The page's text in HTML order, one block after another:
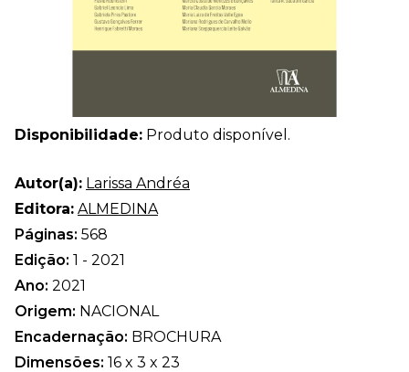
Disponibilidade: Produto disponível.
Autor(a): Larissa Andréa
Editora: ALMEDINA
Páginas: 568
Edição: 1 - 2021
Ano: 2021
Origem: NACIONAL
Encadernação: BROCHURA
Dimensões: 16 x 3 x 23